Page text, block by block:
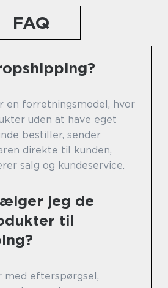
FAQ
en forretningsmodel, hvor
uden at have eget
bestiller, sender
direkte til kunden,
salg og kundeservice.
jeg de
til
efterspørgsel,